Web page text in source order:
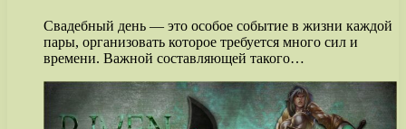
Свадебный день — это особое событие в жизни каждой
пары, организовать которое требуется много сил и
времени. Важной составляющей такого…